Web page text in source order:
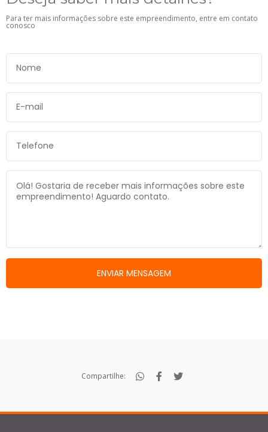
Para ter mais informações sobre este empreendimento, entre em contato
conosco
Compartilhe: